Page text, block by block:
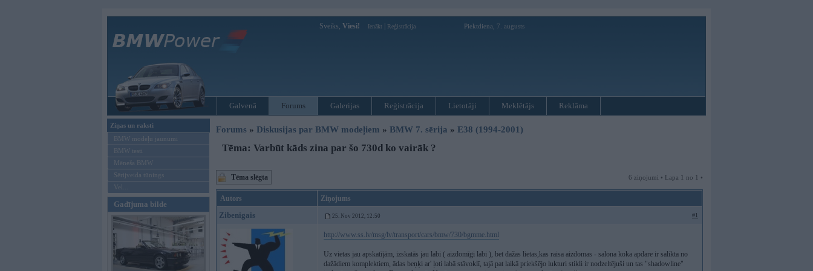
Sveiks, Viesi! Ienākt Reģistrācija Piektdiena, 7. augusts
Galvenā Forums Galerijas Reģistrācija Lietotāji Meklētājs Reklāma
Ziņas un raksti
BMW modeļu jaunumi
BMW testi
Mēneša BMW
Sērijveida tūnings
Vel...
Gadījuma bilde
Forums » Diskusijas par BMW modeļiem » BMW 7. sērija » E38 (1994-2001)
Tēma: Varbūt kāds zina par šo 730d ko vairāk ?
Tēma slēgta 6 ziņojumi • Lapa 1 no 1 •
Autors Ziņojums
Zibenigais 25. Nov 2012, 12:50 #1
http://www.ss.lv/msg/lv/transport/cars/bmw/730/bgmme.html
Uz vietas jau apskatījām, izskatās jau labi ( aizdomīgi labi ), bet dažas lietas,kas raisa aizdomas - salona koka apdare ir salikta no
dažādiem komplektiem, ādas beņķi ar' ļoti labā stāvoklī, tajā pat laikā priekšējo lukturi stikli ir nodzeltējuši un tas "shadowline"